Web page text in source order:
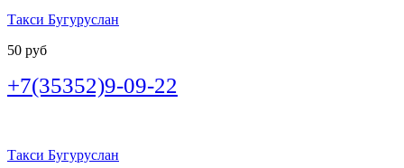
Такси Бугуруслан
50 руб
+7(35352)9-09-22
Такси Бугуруслан